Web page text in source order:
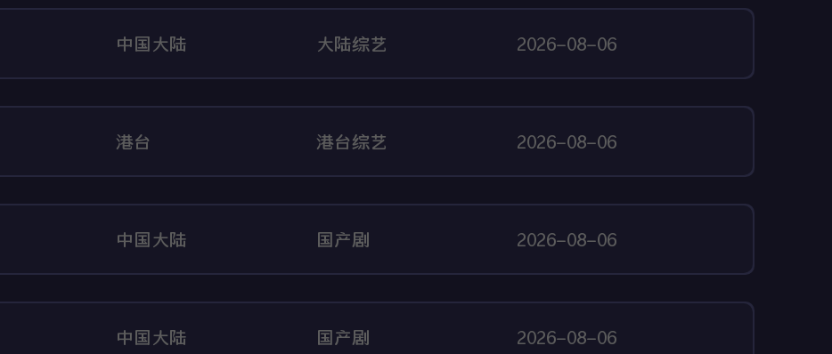
中国大陆 大陆综艺 2026-08-06
港台 港台综艺 2026-08-06
中国大陆 国产剧 2026-08-06
中国大陆 国产剧 2026-08-06